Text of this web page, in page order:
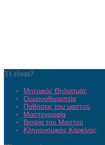
Τι είναι?
Μητρικός Θηλασμός
Ορμονοθεραπεία
Παθήσεις του μαστού
Μαστογραφία
Βιοψία του Μαστού
Κληρονομικός Καρκίνος